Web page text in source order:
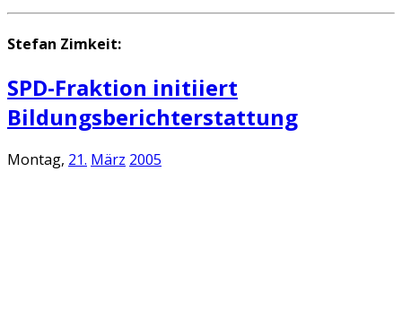
Stefan Zimkeit:
SPD-Fraktion initiiert
Bildungsberichterstattung
Montag, 21. März 2005